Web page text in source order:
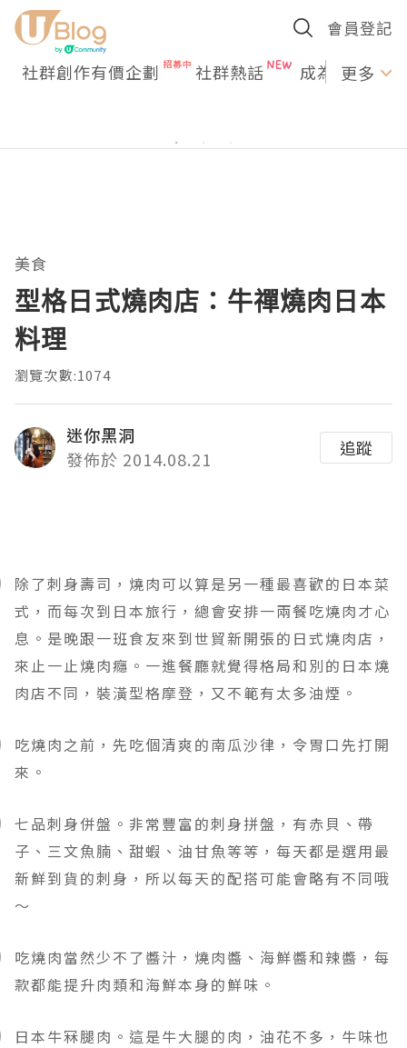
會員登記
社群創作有價企劃 社群熱話 成為U更多
美食
型格日式燒肉店：牛禪燒肉日本
料理
瀏覽次數:1074
迷你黑洞
發佈於 2014.08.21
追蹤
除了刺身壽司，燒肉可以算是另一種最喜歡的日本菜
式，而每次到日本旅行 ， 總會安排一兩餐吃燒肉才心
息 。 是晚跟一班食友來到世貿新開張的日式燒肉店 ，
來止一止燒肉癮 。一進餐廳就覺得格局和別的日本燒
肉店不同，裝潢型格摩登，又不範有太多油煙。
吃燒肉之前，先吃個清爽的南瓜沙律 ，令胃口先打開
來 。
七品刺身併盤。非常豐富的刺身拼盤，有赤貝、帶
子、三文魚腩、甜蝦、油甘魚等等，每天都是選用最
新鮮到貨的刺身，所以每天的配搭可能會略有不同哦
～
吃燒肉當然少不了醬汁，燒肉醬、海鮮醬和辣醬，每
款都能提升肉類和海鮮本身的鮮味。
日本牛冧腿肉。這是牛大腿的肉，油花不多，牛味也